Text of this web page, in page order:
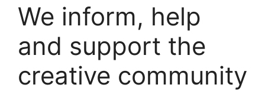
We inform, help
and support the
creative community